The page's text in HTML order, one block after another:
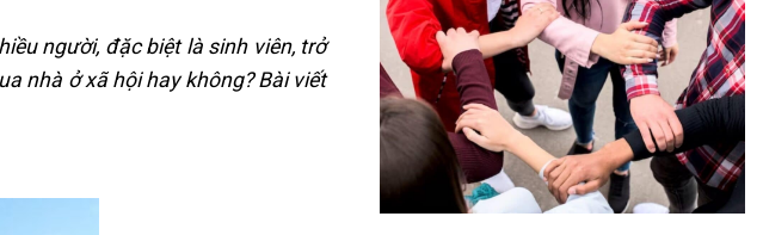
người, đặc biệt là sinh viên, trở
nhà ở xã hội hay không? Bài viết